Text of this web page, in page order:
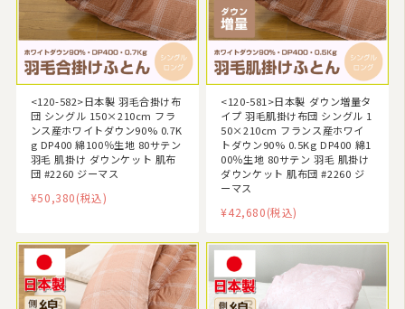
<120-582>日本製 羽毛合掛け布
団 シングル 150×210cm フラ
ンス産ホワイトダウン90% 0.7K
g DP400 綿100％生地 80サテン
羽毛 肌掛け ダウンケット 肌布
団 #2260 ジーマス
¥50,380(税込)
<120-581>日本製 ダウン増量タ
イプ 羽毛肌掛け布団 シングル 1
50×210cm フランス産ホワイ
トダウン90% 0.5Kg DP400 綿1
00％生地 80サテン 羽毛 肌掛け
ダウンケット 肌布団 #2260 ジ
ーマス
¥42,680(税込)